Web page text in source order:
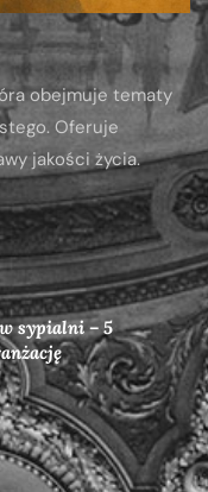
obejmuje tematy
Oferuje
jakości życia.
sypialni – 5